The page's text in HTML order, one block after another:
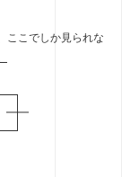
ここでしか見られな